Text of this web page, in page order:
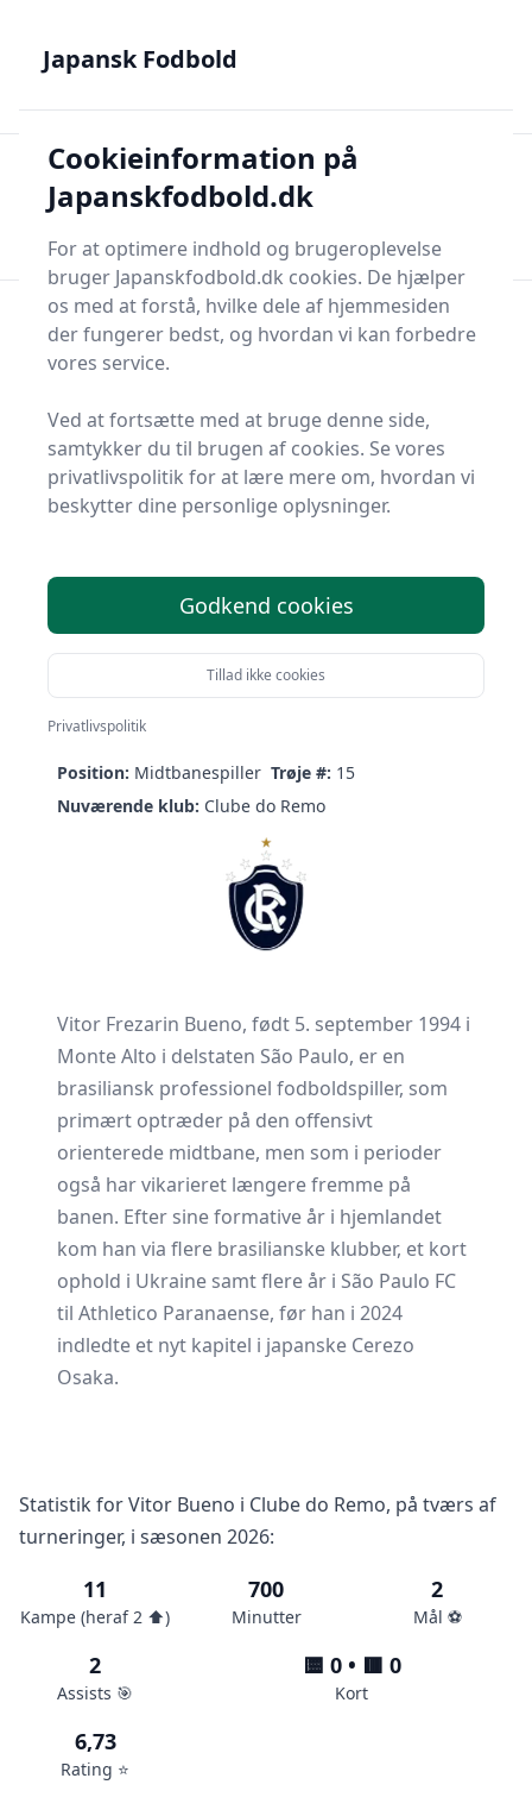
japanske talenter
Japansk Fodbold
Søg nu
Vitor Bueno
Født:05/09-1994 (31 år) Nationalitet:Brazil
Højde:185 cm
Position: Midtbanespiller Trøje #: 15
Nuværende klub: Clube do Remo
Vitor Frezarin Bueno, født 5. september 1994 i
Monte Alto i delstaten São Paulo, er en
brasiliansk professionel fodboldspiller, som
primært optræder på den offensivt
orienterede midtbane, men som i perioder
også har vikarieret længere fremme på
banen. Efter sine formative år i hjemlandet
kom han via flere brasilianske klubber, et kort
ophold i Ukraine samt flere år i São Paulo FC
til Athletico Paranaense, før han i 2024
indledte et nyt kapitel i japanske Cerezo
Osaka.
Statistik for Vitor Bueno i Clube do Remo, på tværs af
turneringer, i sæsonen 2026:
11
Kampe (heraf 2 ⬆️)
700
Minutter
2
Mål ⚽️
2
Assists 🎯
🟨 0 • 🟥 0
Kort
6,73
Rating ⭐️
Japansk Fodbold
Cookieinformation på
Japanskfodbold.dk
For at optimere indhold og brugeroplevelse
bruger Japanskfodbold.dk cookies. De hjælper
os med at forstå, hvilke dele af hjemmesiden
der fungerer bedst, og hvordan vi kan forbedre
vores service.
Ved at fortsætte med at bruge denne side,
samtykker du til brugen af cookies. Se vores
privatlivspolitik for at lære mere om, hvordan vi
beskytter dine personlige oplysninger.
Godkend cookies
Tillad ikke cookies
Privatlivspolitik